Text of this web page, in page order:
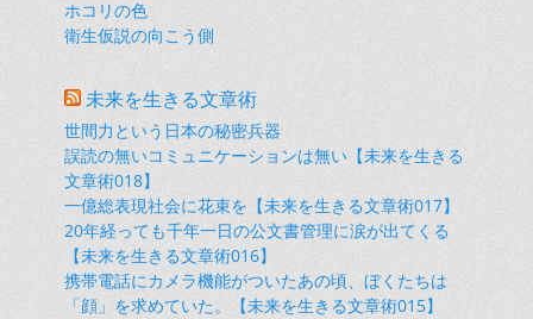
ホコリの色
衛生仮説の向こう側
未来を生きる文章術
世間力という日本の秘密兵器
誤読の無いコミュニケーションは無い【未来を生きる
文章術018】
一億総表現社会に花束を【未来を生きる文章術017】
20年経っても千年一日の公文書管理に涙が出てくる
【未来を生きる文章術016】
携帯電話にカメラ機能がついたあの頃、ぼくたちは
「顔」を求めていた。【未来を生きる文章術015】